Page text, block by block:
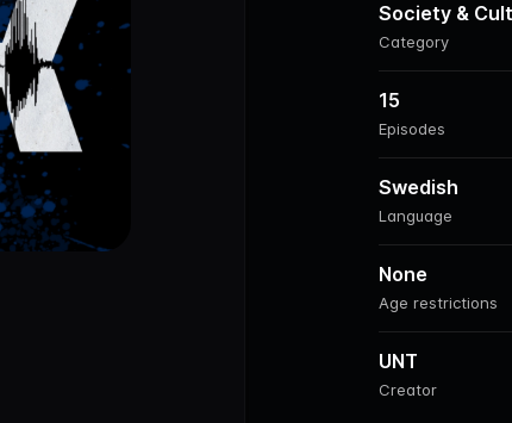
Category
Society &
Episodes
15
Language
Swedish
Age restrictions
None
Creator
UNT